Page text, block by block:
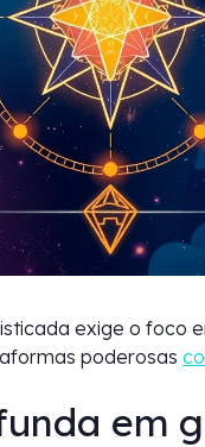
exige o foco
poderosas
em